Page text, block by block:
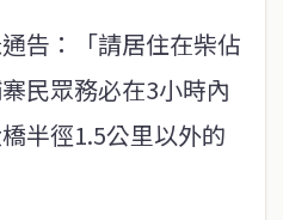
告：「請居住在柴佔
民眾務必在3小時內
半徑1.5公里以外的